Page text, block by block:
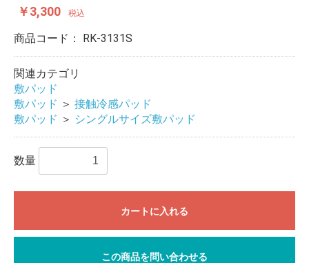
￥3,300 税込
商品コード： RK-3131S
関連カテゴリ
敷パッド
敷パッド ＞ 接触冷感パッド
敷パッド ＞ シングルサイズ敷パッド
数量
カートに入れる
この商品を問い合わせる